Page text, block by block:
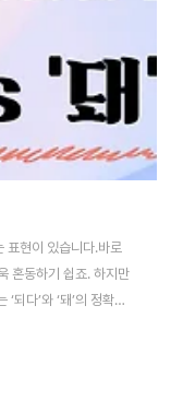
표현이 있습니다.바로
혼동하기 쉽죠. 하지만
되다’와 ‘돼’의 정확한
다.1. ‘되다’의 의미와
쓰이는 경우가 많습니